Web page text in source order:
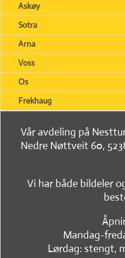
Askøy
Sotra
Arna
Voss
Os
Frekhaug
Vår avdeling på
Nedre Nøttveit 60,
Vi har både bildeler
Mandag-
Lørdag: stengt,